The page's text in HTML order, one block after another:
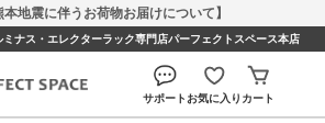
本地震に伴うお荷物お届けについて】
ナス・エレクターラック専門店パーフェクトスペース本店
サポートお気に入り カート